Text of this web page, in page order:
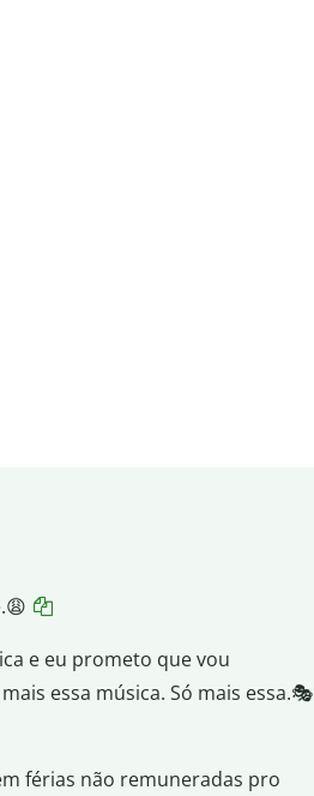
e eu prometo que vou
essa música. Só mais essa.🎭
férias não remuneradas pro